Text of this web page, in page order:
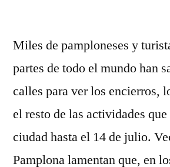
Miles de pamploneses y
partes de todo el mundo han
calles para ver los encierros,
el resto de las actividades
ciudad hasta el 14 de julio.
Pamplona lamentan que, en